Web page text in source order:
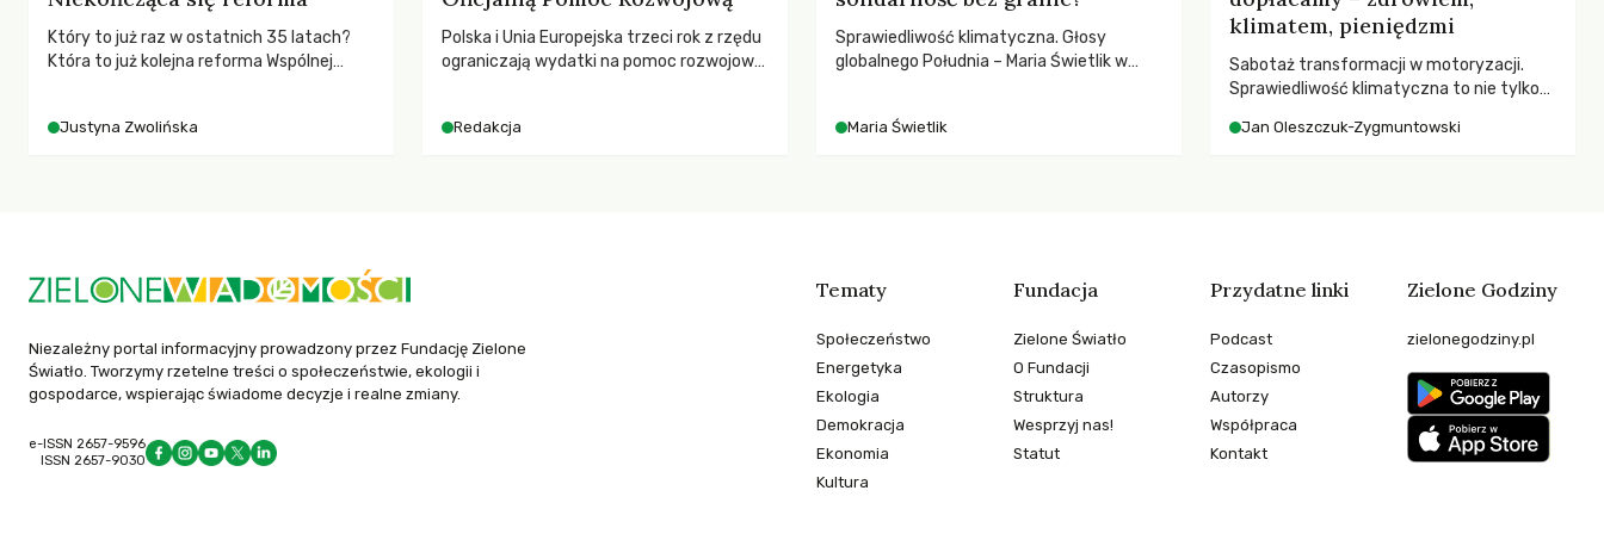
Który to już raz w ostatnich 35 latach?
Która to już kolejna reforma Wspólnej
społeczne?
Justyna Zwolińska
Polska i Unia Europejska trzeci rok z rzędu
ograniczają wydatki na pomoc rozwojową
dla krajów najbardziej potrzebujących, a
Redakcja
Sprawiedliwość klimatyczna. Głosy
globalnego Południa – Maria Świetlik w
Maria Świetlik
klimatem, pieniędzmi
Sabotaż transformacji w motoryzacji.
Sprawiedliwość klimatyczna to nie tylko
ponosi konsekwencje globalnego
Jan Oleszczuk-Zygmuntowski
Niezależny portal informacyjny prowadzony przez Fundację Zielone
Światło. Tworzymy rzetelne treści o społeczeństwie, ekologii i
gospodarce, wspierając świadome decyzje i realne zmiany.
e-ISSN 2657-9596
ISSN 2657-9030
Tematy
Społeczeństwo
Energetyka
Ekologia
Demokracja
Ekonomia
Kultura
Fundacja
Zielone Światło
O Fundacji
Struktura
Wesprzyj nas!
Statut
Przydatne linki
Podcast
Czasopismo
Autorzy
Współpraca
Kontakt
Zielone Godziny
zielonegodziny.pl